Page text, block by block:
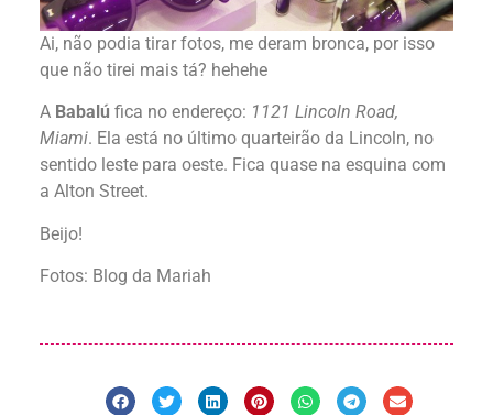
Ai, não podia tirar fotos, me deram bronca, por isso
que não tirei mais tá? hehehe
A Babalú fica no endereço: 1121 Lincoln Road,
Miami. Ela está no último quarteirão da Lincoln, no
sentido leste para oeste. Fica quase na esquina com
a Alton Street.
Beijo!
Fotos: Blog da Mariah